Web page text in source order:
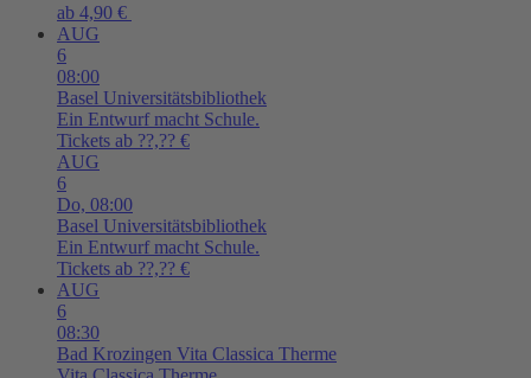
ab 4,90 €
AUG
6
08:00
Basel Universitätsbibliothek
Ein Entwurf macht Schule.
Tickets ab ??,?? €
AUG
6
Do, 08:00
Basel Universitätsbibliothek
Ein Entwurf macht Schule.
Tickets ab ??,?? €
AUG
6
08:30
Bad Krozingen Vita Classica Therme